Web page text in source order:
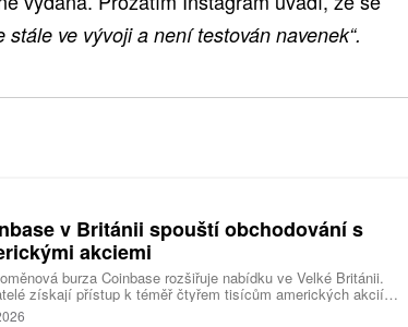
ve vývoji a není testován navenek“.
v Británii spouští obchodování s
akciemi
burza Coinbase rozšiřuje nabídku ve Velké Británii.
získají přístup k téměř čtyřem tisícům amerických akcií
v aplikaci, ve které spravují kryptoměny a běžné peníze.